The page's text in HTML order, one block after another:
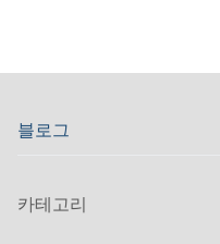
블로그
카테고리